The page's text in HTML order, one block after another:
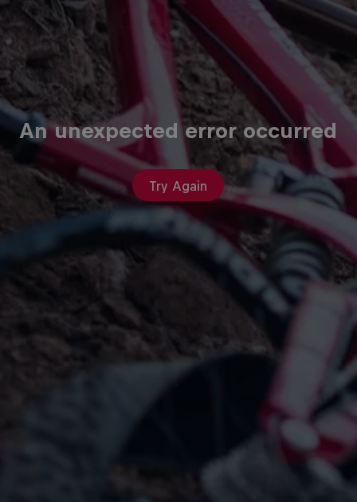
An unexpected error occurred
Try Again